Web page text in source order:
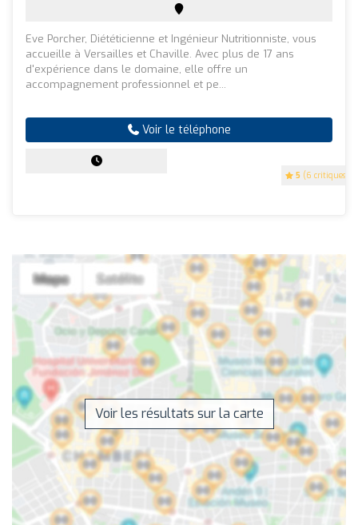
5 (6 critiques)
Eve Porcher, Diététicienne et Ingénieur Nutritionniste, vous
accueille à Versailles et Chaville. Avec plus de 17 ans
d'expérience dans le domaine, elle offre un
accompagnement professionnel et pe...
Voir le téléphone
Voir les résultats sur la carte